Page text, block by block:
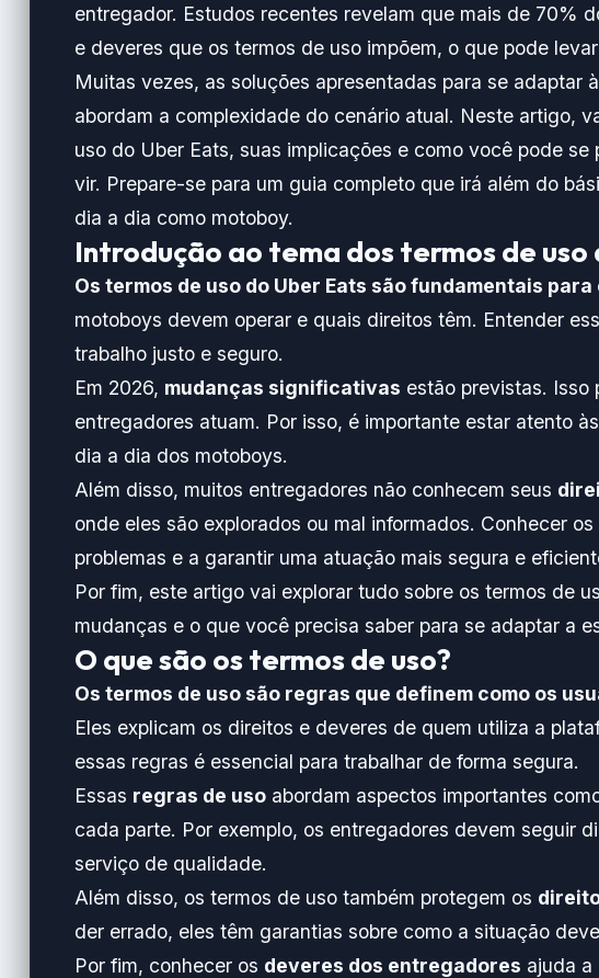
entregador. Estudos recentes revelam que mais de 70%
e deveres que os termos de uso impõem, o que pode
Muitas vezes, as soluções apresentadas para se adaptar
abordam a complexidade do cenário atual. Neste artigo,
uso do Uber Eats, suas implicações e como você pode
vir. Prepare-se para um guia completo que irá além do
dia a dia como motoboy.
Introdução ao tema dos termos de uso
Os termos de uso do Uber Eats são fundamentais
motoboys devem operar e quais direitos têm. Entender
trabalho justo e seguro.
Em 2026, mudanças significativas estão previstas. Isso
entregadores atuam. Por isso, é importante estar atento às
dia a dia dos motoboys.
Além disso, muitos entregadores não conhecem seus
onde eles são explorados ou mal informados. Conhecer os
problemas e a garantir uma atuação mais segura e
Por fim, este artigo vai explorar tudo sobre os termos de
mudanças e o que você precisa saber para se adaptar a
O que são os termos de uso?
Os termos de uso são regras que definem como os
Eles explicam os direitos e deveres de quem utiliza a
essas regras é essencial para trabalhar de forma segura.
Essas regras de usoabordam aspectos importantes
cada parte. Por exemplo, os entregadores devem seguir
serviço de qualidade.
Além disso, os termos de uso também protegem os
der errado, eles têm garantias sobre como a situação
Por fim, conhecer os deveres dos entregadores ajuda a